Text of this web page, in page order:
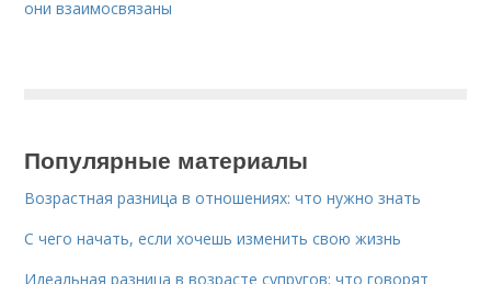
они взаимосвязаны
Популярные материалы
Возрастная разница в отношениях: что нужно знать
С чего начать, если хочешь изменить свою жизнь
Идеальная разница в возрасте супругов: что говорят